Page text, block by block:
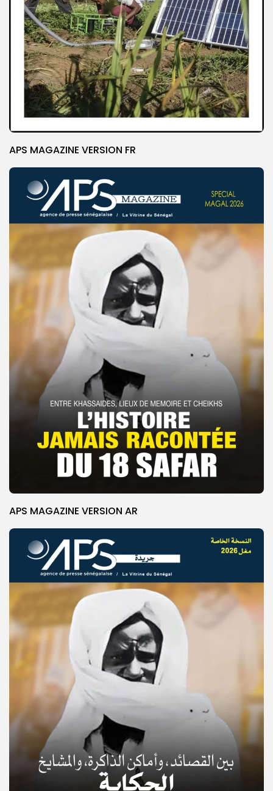
© Copyright 2025, APS
APS MAGAZINE VERSION FR
APS MAGAZINE VERSION AR